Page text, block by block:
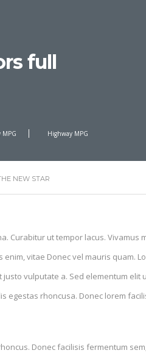
full
MPG Highway MPG
NEW STAR
Curabitur ut tempor lacus. Vivamus
vitae Donec vel mauris quam.
vulputate a. Sed elementum
egestas rhoncusa. Donec lorem
Donec facilisis fermentum